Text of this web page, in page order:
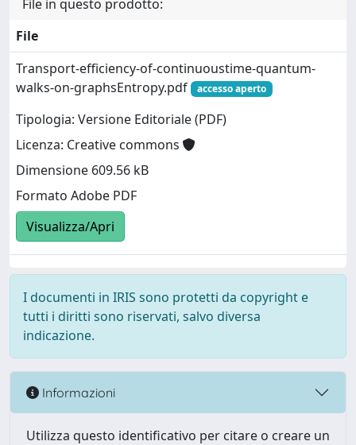
File in questo prodotto:
File
Transport-efficiency-of-continuoustime-quantum-
walks-on-graphsEntropy.pdf
accesso aperto
Tipologia: Versione Editoriale (PDF)
Licenza: Creative commons
Dimensione 609.56 kB
Formato Adobe PDF
Visualizza/Apri
I documenti in IRIS sono protetti da copyright e
tutti i diritti sono riservati, salvo diversa
indicazione.
Informazioni
Utilizza questo identificativo per citare o creare un